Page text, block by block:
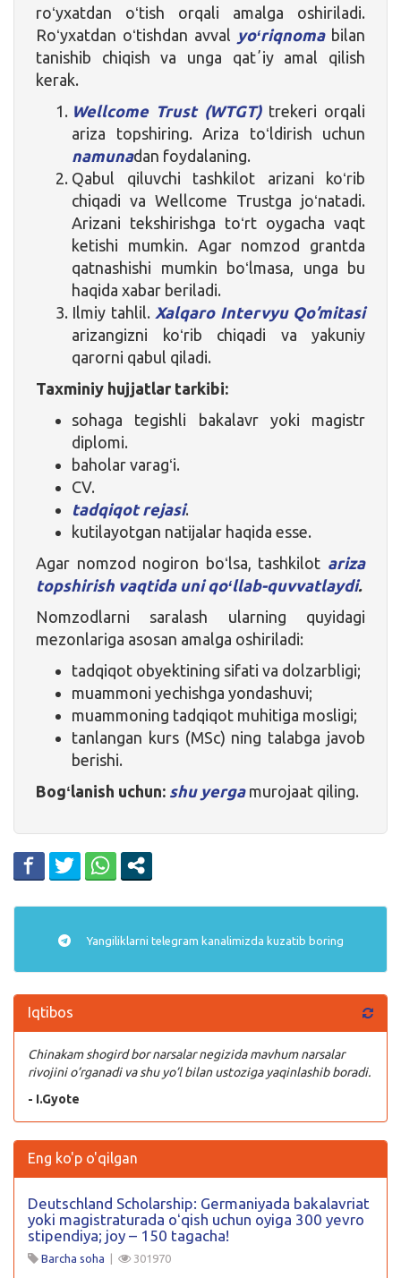
roʻyxatdan oʻtish orqali amalga oshiriladi.
Roʻyxatdan oʻtishdan avval yoʻriqnomabilan
tanishib chiqish va unga qatʼiy amal qilish
kerak.
Wellcome Trust (WTGT)trekeri orqali
ariza topshiring. Ariza toʻldirish uchun
namunadan foydalaning.
Qabul qiluvchi tashkilot arizani koʻrib
chiqadi va Wellcome Trustga joʻnatadi.
Arizani tekshirishga toʻrt oygacha vaqt
ketishi mumkin. Agar nomzod grantda
qatnashishi mumkin boʻlmasa, unga bu
haqida xabar beriladi.
Ilmiy tahlil. Xalqaro Intervyu Qo’mitasi
arizangizni koʻrib chiqadi va yakuniy
qarorni qabul qiladi.
Taxminiy hujjatlar tarkibi:
sohaga tegishli bakalavr yoki magistr
diplomi.
baholar varagʻi.
CV.
tadqiqot rejasi.
kutilayotgan natijalar haqida esse.
Agar nomzod nogiron boʻlsa, tashkilot ariza
topshirish vaqtida uni qoʻllab-quvvatlaydi.
Nomzodlarni saralash ularning quyidagi
mezonlariga asosan amalga oshiriladi:
tadqiqot obyektining sifati va dolzarbligi;
muammoni yechishga yondashuvi;
muammoning tadqiqot muhitiga mosligi;
tanlangan kurs (MSc) ning talabga javob
berishi.
Bogʻlanish uchun: shu yerga murojaat qiling.
Yangiliklarni telegram kanalimizda kuzatib boring
Iqtibos
Chinakam shogird bor narsalar negizida mavhum narsalar
rivojini o’rganadi va shu yo’l bilan ustoziga yaqinlashib boradi.
- I.Gyote
Eng ko'p o'qilgan
Deutschland Scholarship: Germaniyada bakalavriat
yoki magistraturada oʻqish uchun oyiga 300 yevro
stipendiya; joy – 150 tagacha!
Barcha soha | 301970